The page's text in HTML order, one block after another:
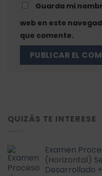
Guarda mi
web en este
que comente.
QUIZÁS TE INTERESE
Examen
(Horizontal)
Desarrollado